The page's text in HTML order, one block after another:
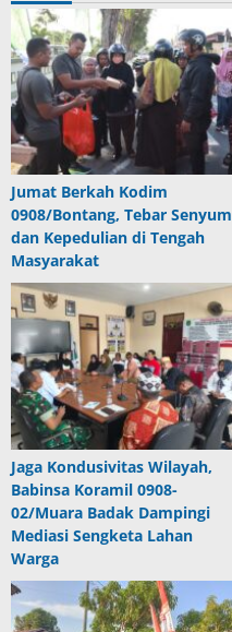
Jumat Berkah Kodim
0908/Bontang, Tebar Senyum
dan Kepedulian di Tengah
Masyarakat
Jaga Kondusivitas Wilayah,
Babinsa Koramil 0908-
02/Muara Badak Dampingi
Mediasi Sengketa Lahan
Warga